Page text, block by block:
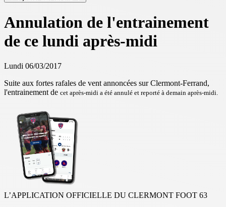
Annulation de l'entrainement
de ce lundi après-midi
Lundi 06/03/2017
Suite aux fortes rafales de vent annoncées sur Clermont-Ferrand,
l'entrainement de cet après-midi a été annulé et reporté à demain après-midi.
L’APPLICATION OFFICIELLE DU CLERMONT FOOT 63